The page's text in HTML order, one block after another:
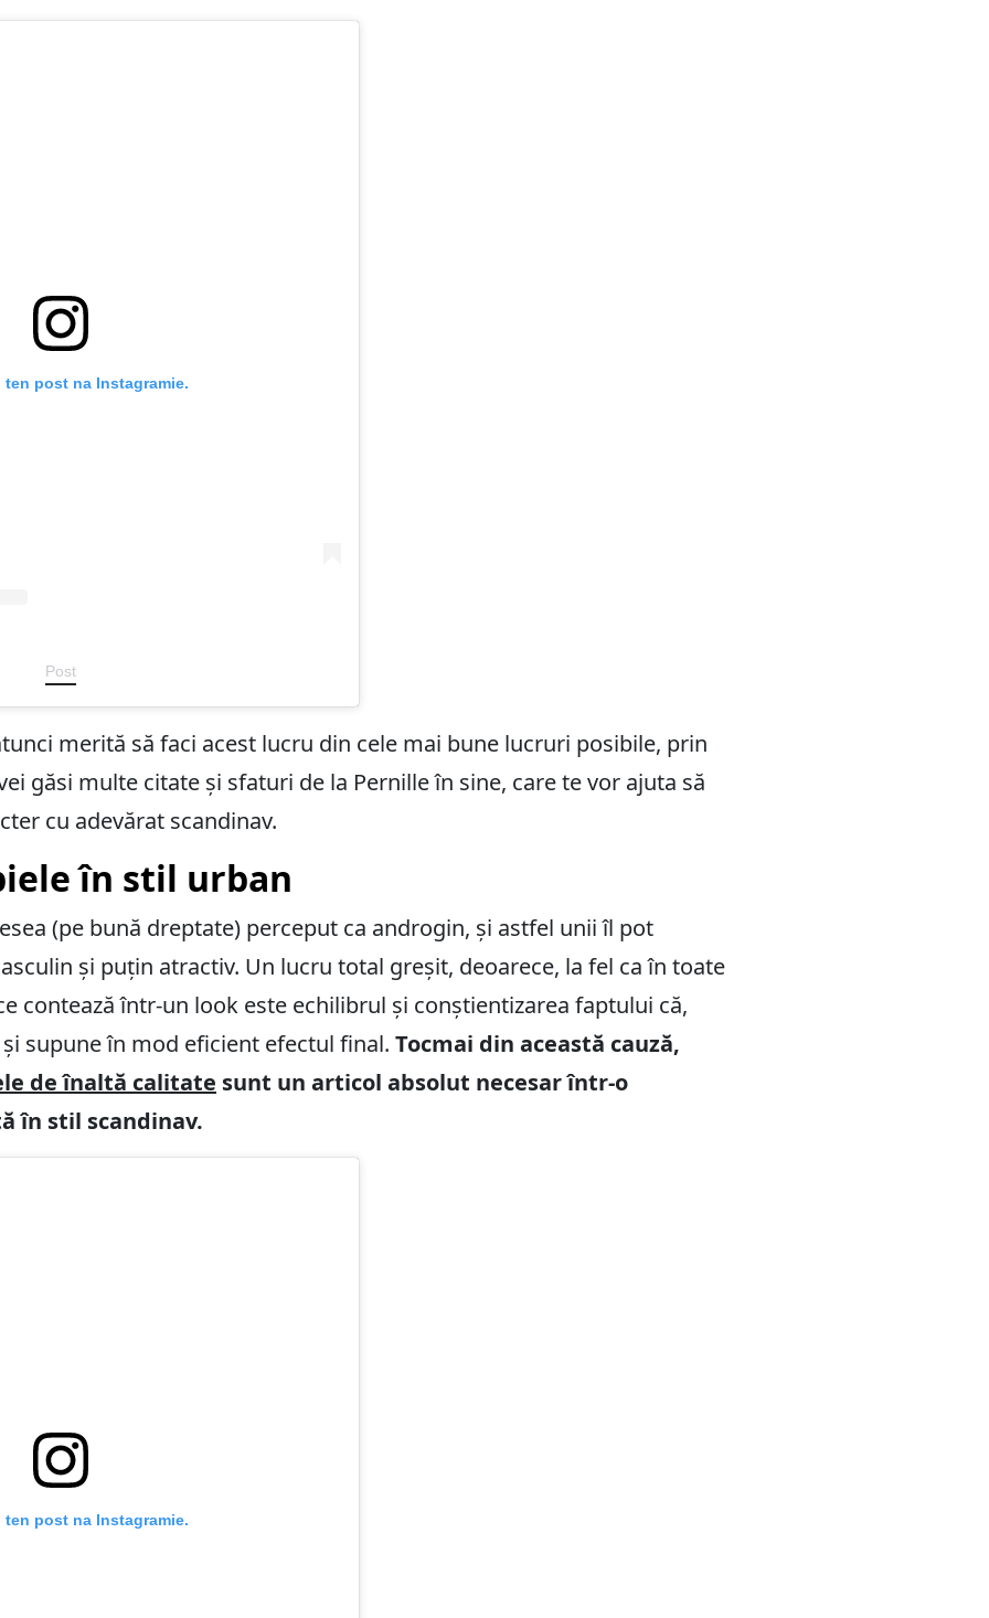
ten post na Instagramie.
Post
merită să faci acest lucru din cele mai bune lucruri posibile, prin
găsi multe citate și sfaturi de la Pernille în sine, care te vor ajuta să
cu adevărat scandinav.
în stil urban
(pe bună dreptate) perceput ca androgin, și astfel unii îl pot
și puțin atractiv. Un lucru total greșit, deoarece, la fel ca în toate
contează într-un look este echilibrul și conștientizarea faptului că,
supune în mod eficient efectul final. Tocmai din această cauză,
de înaltă calitate sunt un articol absolut necesar într-o
în stil scandinav.
ten post na Instagramie.